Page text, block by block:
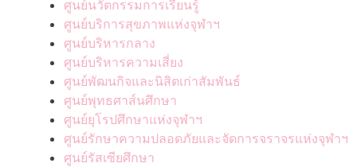
ศูนย์นวัตกรรมการเรียนรู้
ศูนย์บริการสุขภาพแห่งจุฬาฯ
ศูนย์บริหารกลาง
ศูนย์บริหารความเสี่ยง
ศูนย์พัฒนกิจและนิสิตเก่าสัมพันธ์
ศูนย์พุทธศาส์นศึกษา
ศูนย์ยุโรปศึกษาแห่งจุฬาฯ
ศูนย์รักษาความปลอดภัยและจัดการจราจรแห่งจุฬาฯ
ศูนย์รัสเซียศึกษา